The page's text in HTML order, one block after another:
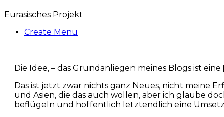
Eurasisches Projekt
Create Menu
Die Idee, – das Grundanliegen meines Blogs ist eine
Das ist jetzt zwar nichts ganz Neues, nicht meine
und Asien, die das auch wollen, aber ich glaube
beflügeln und hoffentlich letztendlich eine